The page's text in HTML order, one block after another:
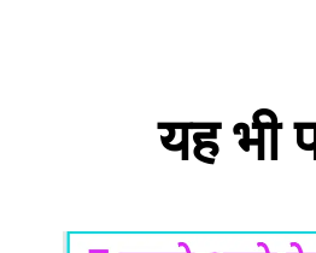
यह भी